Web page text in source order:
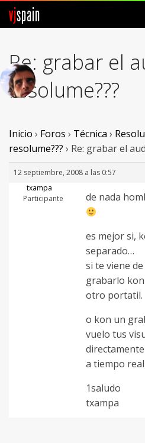
vjspain
Foros
Noticias
Vjspain
Ayuda
Contacto
Re: grabar el
resolume???
Inicio › Foros › Técnica ›
resolume??? › Re: grabar el
12 septiembre, 2008 a las 0:57
txampa
Participante
de nada
es mejor si,
separado…
si te viene
grabarlo
otro portatil.
o kon un
vuelo tus
directamente
a tiempo
1saludo
txampa